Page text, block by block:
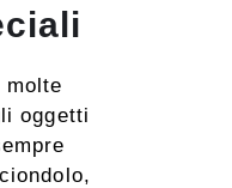
molte
oggetti